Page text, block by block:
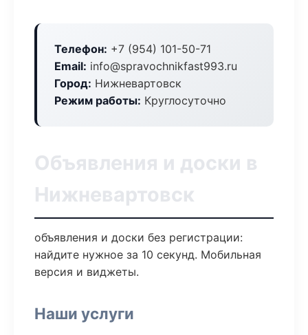
Телефон: +7 (954) 101-50-71
Email: info@spravochnikfast993.ru
Город: Нижневартовск
Режим работы: Круглосуточно
Объявления и доски в
Нижневартовск
объявления и доски без регистрации:
найдите нужное за 10 секунд. Мобильная
версия и виджеты.
Наши услуги